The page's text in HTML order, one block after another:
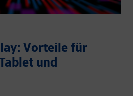
Vorteile für
und